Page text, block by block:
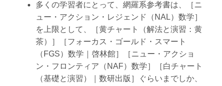
多くの学習者にとって、網羅系参考書は、［ニ
ュー・アクション・レジェンド（NAL）数学］
を上限として、［黄チャート（解法と演習：黄
茶）］［フォーカス・ゴールド・スマート
（FGS）数学｜啓林館］［ニュー・アクショ
ン・フロンティア（NAF）数学］［白チャート
（基礎と演習）｜数研出版］ぐらいまでしか、